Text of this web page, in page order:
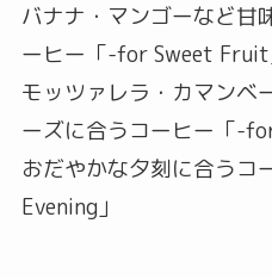
バナナ・マンゴーなど甘
ーヒー「-for Sweet Fruit
モッツァレラ・カマンベ
ーズに合うコーヒー「-for
おだやかな夕刻に合うコ
Evening」